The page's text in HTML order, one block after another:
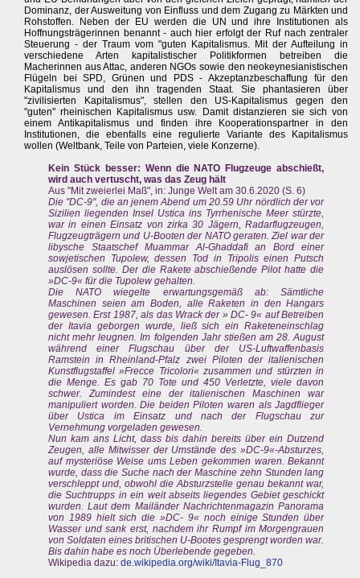
Dominanz, der Ausweitung von Einfluss und dem Zugang zu Märkten und
Rohstoffen. Neben der EU werden die UN und ihre Institutionen als
Hoffnungsträgerinnen benannt - auch hier erfolgt der Ruf nach zentraler
Steuerung - der Traum vom "guten Kapitalismus. Mit der Aufteilung in
verschiedene Arten kapitalistischer Politikformen betreiben die
Macherinnen aus Attac, anderen NGOs sowie den neokeynesianistischen
Flügeln bei SPD, Grünen und PDS - Akzeptanzbeschaffung für den
Kapitalismus und den ihn tragenden Staat. Sie phantasieren über
"zivilisierten Kapitalismus", stellen den US-Kapitalismus gegen den
"guten" rheinischen Kapitalismus usw. Damit distanzieren sie sich von
einem Antikapitalismus und finden ihre Kooperationspartner in den
Institutionen, die ebenfalls eine regulierte Variante des Kapitalismus
wollen (Weltbank, Teile von Parteien, viele Konzerne).
Kein Stück besser: Wenn die NATO Flugzeuge abschießt,
wird auch vertuscht, was das Zeug hält
Aus "Mit zweierlei Maß", in: Junge Welt am 30.6.2020 (S. 6)
Die "DC-9", die an jenem Abend um 20.59 Uhr nördlich der vor
Sizilien liegenden Insel Ustica ins Tyrrhenische Meer stürzte,
war in einen Einsatz von zirka 30 Jägern, Radarflugzeugen,
Flugzeugträgern und U-Booten der NATO geraten. Ziel war der
libysche Staatschef Muammar Al-Ghaddafi an Bord einer
sowjetischen Tupolew, dessen Tod in Tripolis einen Putsch
auslösen sollte. Der die Rakete abschießende Pilot hatte die
»DC-9« für die Tupolew gehalten.
Die NATO wiegelte erwartungsgemäß ab: Sämtliche
Maschinen seien am Boden, alle Raketen in den Hangars
gewesen. Erst 1987, als das Wrack der » DC- 9« auf Betreiben
der Itavia geborgen wurde, ließ sich ein Raketeneinschlag
nicht mehr leugnen. Im folgenden Jahr stießen am 28. August
während einer Flugschau über der US-Luftwaffenbasis
Ramstein in Rheinland-Pfalz zwei Piloten der italienischen
Kunstflugstaffel »Frecce Tricolori« zusammen und stürzten in
die Menge. Es gab 70 Tote und 450 Verletzte, viele davon
schwer. Zumindest eine der italienischen Maschinen war
manipuliert worden. Die beiden Piloten waren als Jagdflieger
über Ustica im Einsatz und nach der Flugschau zur
Vernehmung vorgeladen gewesen.
Nun kam ans Licht, dass bis dahin bereits über ein Dutzend
Zeugen, alle Mitwisser der Umstände des »DC-9«-Absturzes,
auf mysteriöse Weise ums Leben gekommen waren. Bekannt
wurde, dass die Suche nach der Maschine zehn Stunden lang
verschleppt und, obwohl die Absturzstelle genau bekannt war,
die Suchtrupps in ein weit abseits liegendes Gebiet geschickt
wurden. Laut dem Mailänder Nachrichtenmagazin Panorama
von 1989 hielt sich die »DC- 9« noch einige Stunden über
Wasser und sank erst, nachdem ihr Rumpf im Morgengrauen
von Soldaten eines britischen U-Bootes gesprengt worden war.
Bis dahin habe es noch Überlebende gegeben.
Wikipedia dazu: de.wikipedia.org/wiki/Itavia-Flug_870